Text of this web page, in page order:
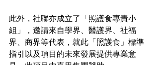
此外，社聯亦成立了「照護食專責小
組」，邀請來自學界、醫護界、社福
界、商界等代表，就此「照護食」標準
指引以及項目的未來發展提供專業意